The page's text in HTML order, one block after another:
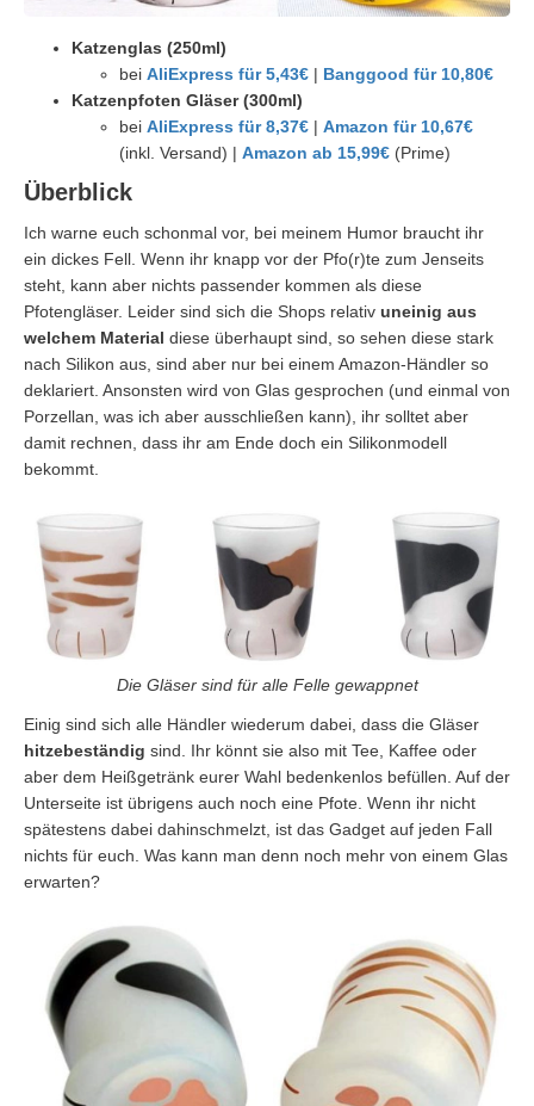
Katzenglas (250ml)
bei AliExpress für 5,43€ | Banggood für 10,80€
Katzenpfoten Gläser (300ml)
bei AliExpress für 8,37€ | Amazon für 10,67€
(inkl. Versand) | Amazon ab 15,99€ (Prime)
Überblick
Ich warne euch schonmal vor, bei meinem Humor braucht ihr
ein dickes Fell. Wenn ihr knapp vor der Pfo(r)te zum Jenseits
steht, kann aber nichts passender kommen als diese
Pfotengläser. Leider sind sich die Shops relativ uneinig aus
welchem Material diese überhaupt sind, so sehen diese stark
nach Silikon aus, sind aber nur bei einem Amazon-Händler so
deklariert. Ansonsten wird von Glas gesprochen (und einmal von
Porzellan, was ich aber ausschließen kann), ihr solltet aber
damit rechnen, dass ihr am Ende doch ein Silikonmodell
bekommt.
Die Gläser sind für alle Felle gewappnet
Einig sind sich alle Händler wiederum dabei, dass die Gläser
hitzebeständig sind. Ihr könnt sie also mit Tee, Kaffee oder
aber dem Heißgetränk eurer Wahl bedenkenlos befüllen. Auf der
Unterseite ist übrigens auch noch eine Pfote. Wenn ihr nicht
spätestens dabei dahinschmelzt, ist das Gadget auf jeden Fall
nichts für euch. Was kann man denn noch mehr von einem Glas
erwarten?